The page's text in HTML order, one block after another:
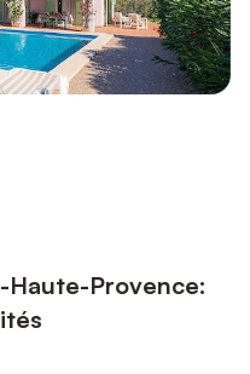
Haute-Provence: